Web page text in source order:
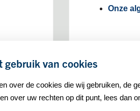
gebruik van cookies
over de cookies die wij gebruiken, de
over uw rechten op dit punt, lees dan
Onze